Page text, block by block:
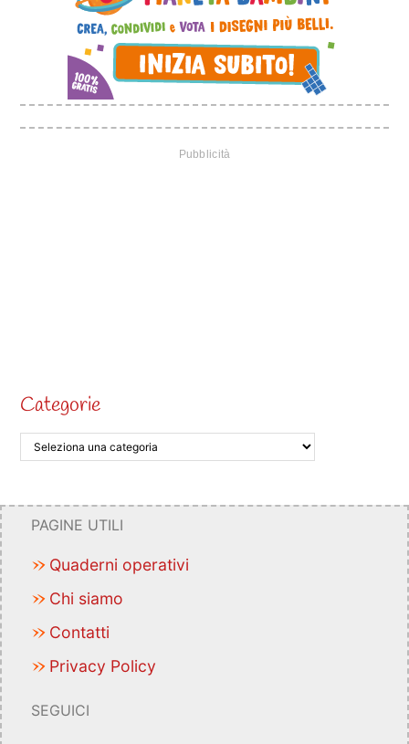
Categorie
PAGINE UTILI
Quaderni operativi
Chi siamo
Contatti
Privacy Policy
SEGUICI